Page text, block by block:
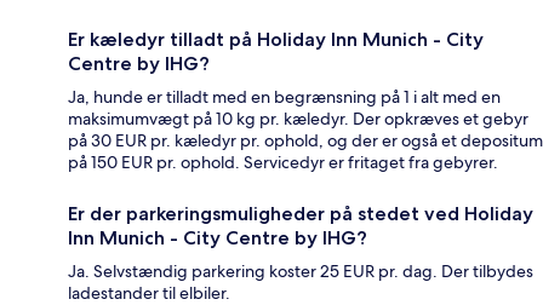
Er kæledyr tilladt på Holiday Inn Munich - City
Centre by IHG?
Ja, hunde er tilladt med en begrænsning på 1 i alt med en
maksimumvægt på 10 kg pr. kæledyr. Der opkræves et gebyr
på 30 EUR pr. kæledyr pr. ophold, og der er også et depositum
på 150 EUR pr. ophold. Servicedyr er fritaget fra gebyrer.
Er der parkeringsmuligheder på stedet ved Holiday
Inn Munich - City Centre by IHG?
Ja. Selvstændig parkering koster 25 EUR pr. dag. Der tilbydes
ladestander til elbiler.